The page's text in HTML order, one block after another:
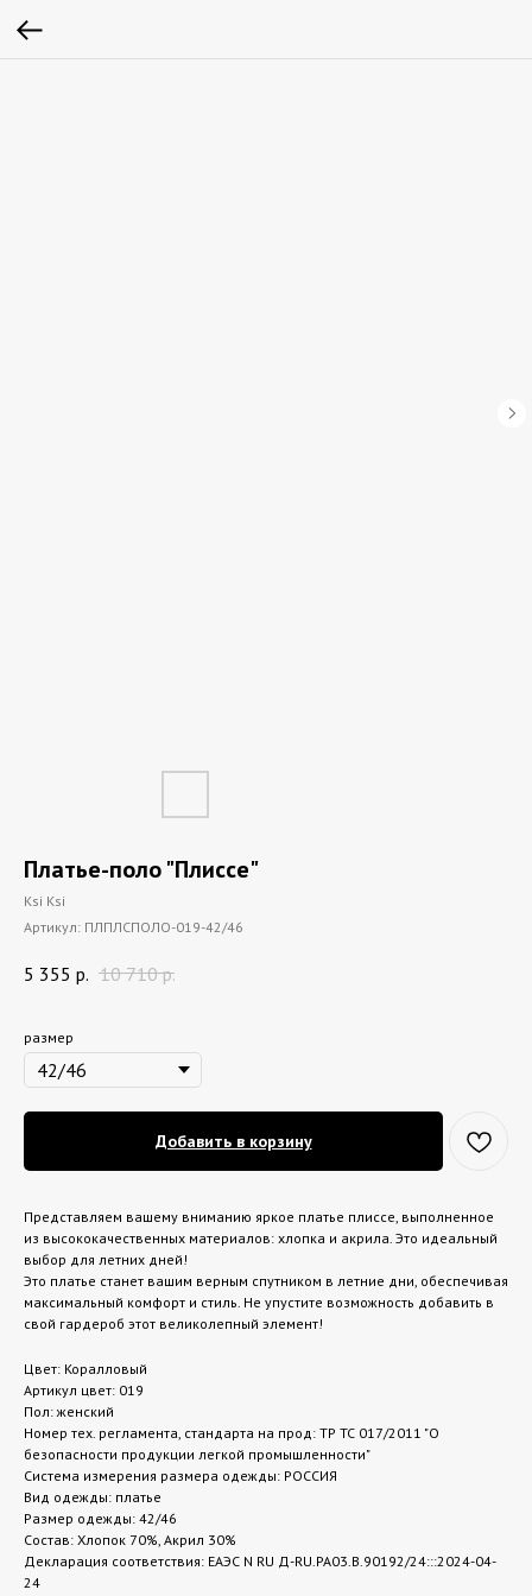
Платье-поло "Плиссе"
Ksi Ksi
Артикул: ПЛПЛСПОЛО-019-42/46
5 355 р. 10 710 р.
размер
Добавить в корзину
Представляем вашему вниманию яркое платье плиссе, выполненное
из высококачественных материалов: хлопка и акрила. Это идеальный
выбор для летних дней!
Это платье станет вашим верным спутником в летние дни, обеспечивая
максимальный комфорт и стиль. Не упустите возможность добавить в
свой гардероб этот великолепный элемент!
Цвет: Коралловый
Артикул цвет: 019
Пол: женский
Номер тех. регламента, стандарта на прод: ТР ТС 017/2011 "О
безопасности продукции легкой промышленности"
Система измерения размера одежды: РОССИЯ
Вид одежды: платье
Размер одежды: 42/46
Состав: Хлопок 70%, Акрил 30%
Декларация соответствия: ЕАЭС N RU Д-RU.РА03.В.90192/24:::2024-04-
24